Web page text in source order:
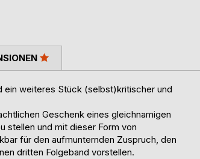
ein weiteres Stück (selbst)kritischer und
Geschenk eines gleichnamigen
stellen und mit dieser Form von
für den aufmunternden Zuspruch, den
dritten Folgeband vorstellen.